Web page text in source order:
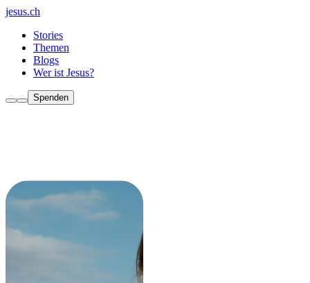
jesus.ch
Stories
Themen
Blogs
Wer ist Jesus?
Spenden